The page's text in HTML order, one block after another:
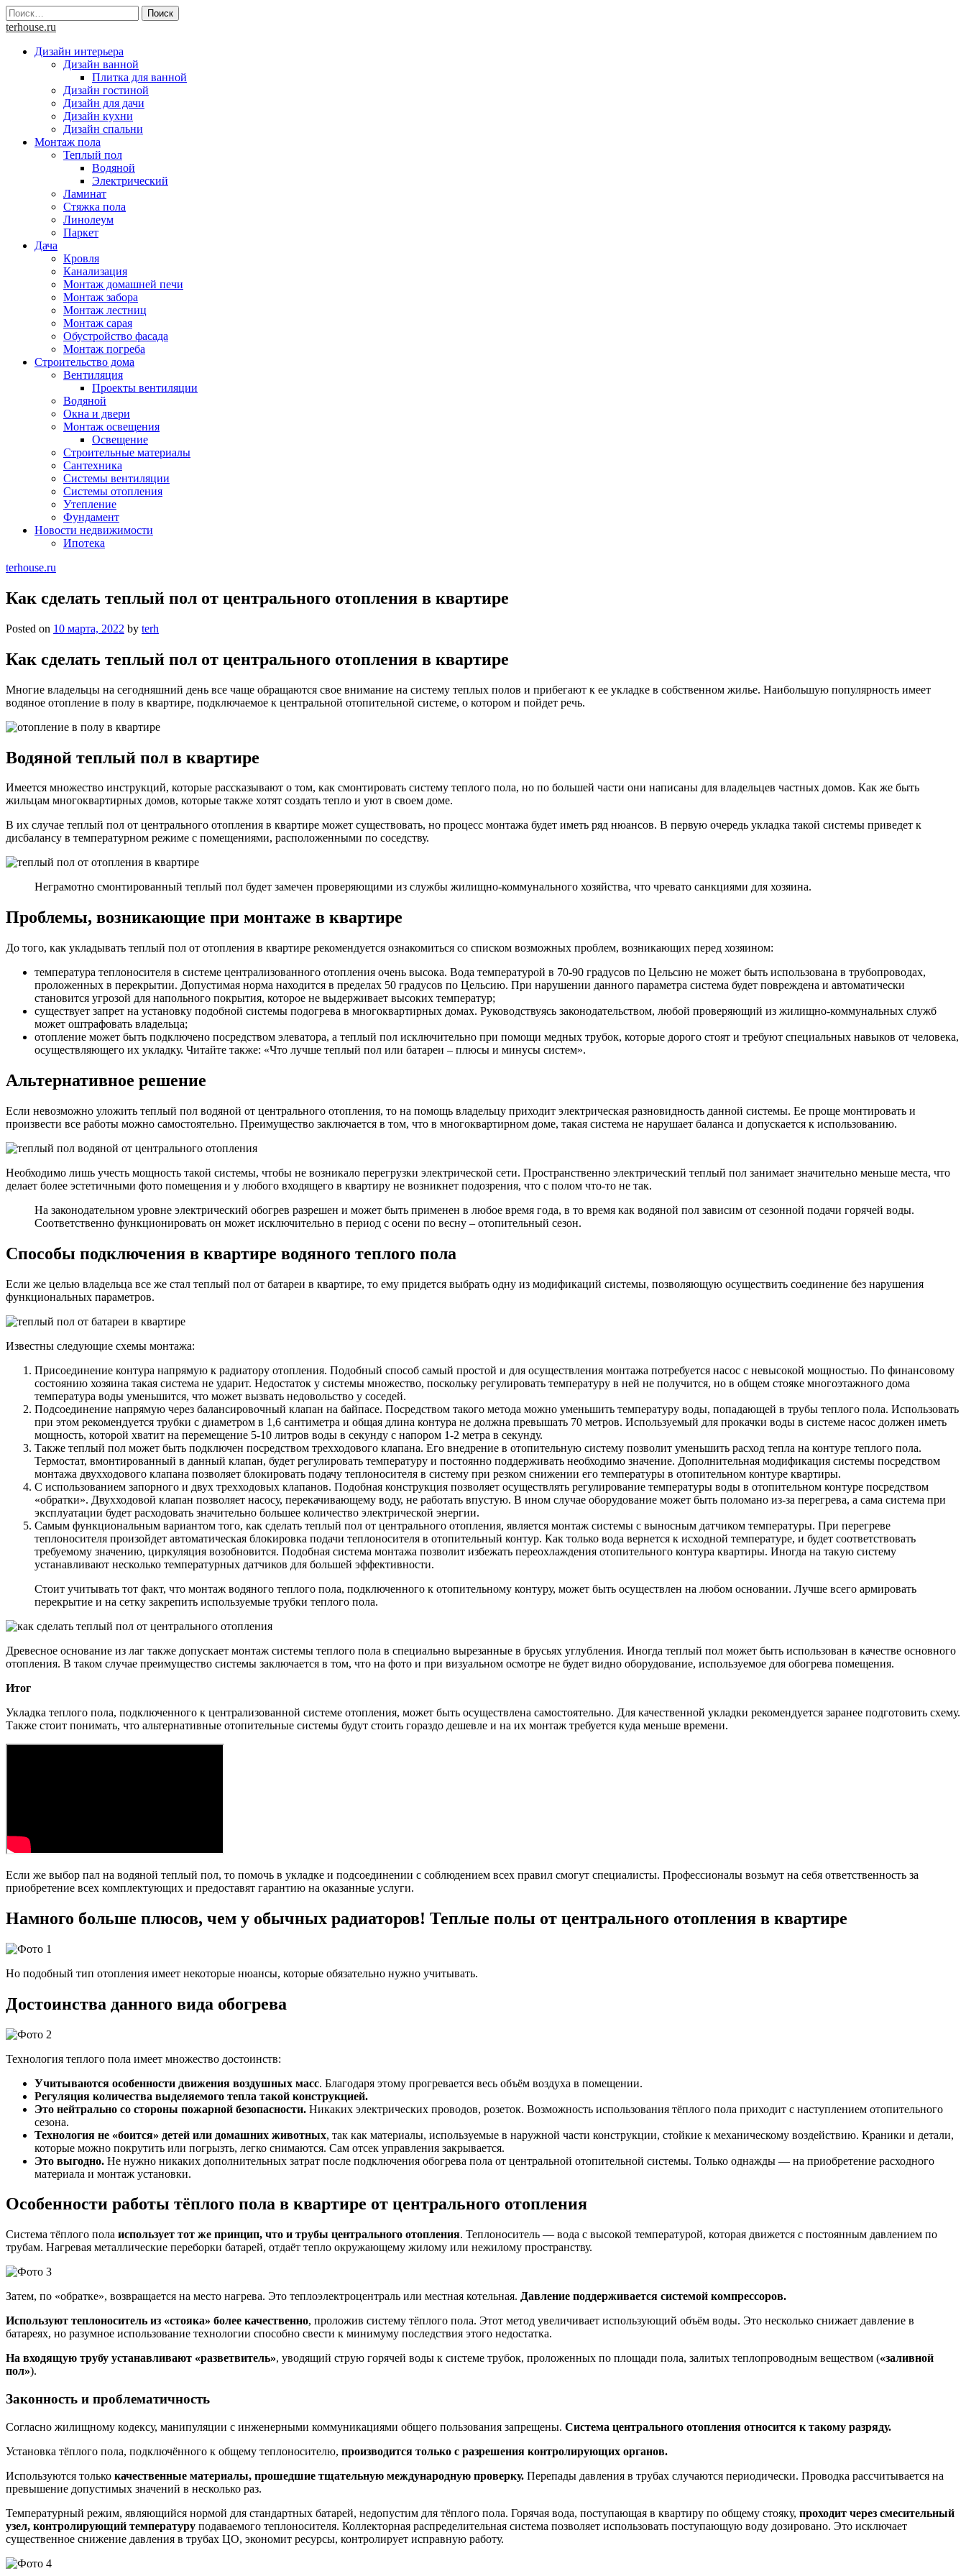
Skip
to
Найти:
terhouse.ru
Дизайн интерьера
Дизайн ванной
Плитка для ванной
Дизайн гостиной
Дизайн для дачи
Дизайн кухни
Дизайн спальни
Монтаж пола
Теплый пол
Водяной
Электрический
Ламинат
Стяжка пола
Линолеум
Паркет
Дача
Кровля
Канализация
Монтаж домашней печи
Монтаж забора
Монтаж лестниц
Монтаж сарая
Обустройство фасада
Монтаж погреба
Строительство дома
Вентиляция
Проекты вентиляции
Водяной
Окна и двери
Монтаж освещения
Освещение
Строительные материалы
Сантехника
Системы вентиляции
Системы отопления
Утепление
Фундамент
Новости недвижимости
Ипотека
terhouse.ru
Как сделать теплый пол от центрального отопления в квартире
Posted on 10 марта, 2022 by terh
Как сделать теплый пол от центрального отопления в квартире
Многие владельцы на сегодняшний день все чаще обращаются свое внимание на систему теплых полов и прибегают к ее укладке в собственном жилье. Наибольшую популярность имеет
водяное отопление в полу в квартире, подключаемое к центральной отопительной системе, о котором и пойдет речь.
Водяной теплый пол в квартире
Имеется множество инструкций, которые рассказывают о том, как смонтировать систему теплого пола, но по большей части они написаны для владельцев частных домов. Как же быть
жильцам многоквартирных домов, которые также хотят создать тепло и уют в своем доме.
В их случае теплый пол от центрального отопления в квартире может существовать, но процесс монтажа будет иметь ряд нюансов. В первую очередь укладка такой системы приведет к
дисбалансу в температурном режиме с помещениями, расположенными по соседству.
Неграмотно смонтированный теплый пол будет замечен проверяющими из службы жилищно-коммунального хозяйства, что чревато санкциями для хозяина.
Проблемы, возникающие при монтаже в квартире
До того, как укладывать теплый пол от отопления в квартире рекомендуется ознакомиться со списком возможных проблем, возникающих перед хозяином:
температура теплоносителя в системе централизованного отопления очень высока. Вода температурой в 70-90 градусов по Цельсию не может быть использована в трубопроводах,
проложенных в перекрытии. Допустимая норма находится в пределах 50 градусов по Цельсию. При нарушении данного параметра система будет повреждена и автоматически
становится угрозой для напольного покрытия, которое не выдерживает высоких температур;
существует запрет на установку подобной системы подогрева в многоквартирных домах. Руководствуясь законодательством, любой проверяющий из жилищно-коммунальных служб
может оштрафовать владельца;
отопление может быть подключено посредством элеватора, а теплый пол исключительно при помощи медных трубок, которые дорого стоят и требуют специальных навыков от человека,
осуществляющего их укладку. Читайте также: «Что лучше теплый пол или батареи – плюсы и минусы систем».
Альтернативное решение
Если невозможно уложить теплый пол водяной от центрального отопления, то на помощь владельцу приходит электрическая разновидность данной системы. Ее проще монтировать и
произвести все работы можно самостоятельно. Преимущество заключается в том, что в многоквартирном доме, такая система не нарушает баланса и допускается к использованию.
Необходимо лишь учесть мощность такой системы, чтобы не возникало перегрузки электрической сети. Пространственно электрический теплый пол занимает значительно меньше места, что
делает более эстетичными фото помещения и у любого входящего в квартиру не возникнет подозрения, что с полом что-то не так.
На законодательном уровне электрический обогрев разрешен и может быть применен в любое время года, в то время как водяной пол зависим от сезонной подачи горячей воды.
Соответственно функционировать он может исключительно в период с осени по весну – отопительный сезон.
Способы подключения в квартире водяного теплого пола
Если же целью владельца все же стал теплый пол от батареи в квартире, то ему придется выбрать одну из модификаций системы, позволяющую осуществить соединение без нарушения
функциональных параметров.
Известны следующие схемы монтажа:
Присоединение контура напрямую к радиатору отопления. Подобный способ самый простой и для осуществления монтажа потребуется насос с невысокой мощностью. По финансовому
состоянию хозяина такая система не ударит. Недостаток у системы множество, поскольку регулировать температуру в ней не получится, но в общем стояке многоэтажного дома
температура воды уменьшится, что может вызвать недовольство у соседей.
Подсоединение напрямую через балансировочный клапан на байпасе. Посредством такого метода можно уменьшить температуру воды, попадающей в трубы теплого пола. Использовать
при этом рекомендуется трубки с диаметром в 1,6 сантиметра и общая длина контура не должна превышать 70 метров. Используемый для прокачки воды в системе насос должен иметь
мощность, которой хватит на перемещение 5-10 литров воды в секунду с напором 1-2 метра в секунду.
Также теплый пол может быть подключен посредством трехходового клапана. Его внедрение в отопительную систему позволит уменьшить расход тепла на контуре теплого пола.
Термостат, вмонтированный в данный клапан, будет регулировать температуру и постоянно поддерживать необходимо значение. Дополнительная модификация системы посредством
монтажа двухходового клапана позволяет блокировать подачу теплоносителя в систему при резком снижении его температуры в отопительном контуре квартиры.
С использованием запорного и двух трехходовых клапанов. Подобная конструкция позволяет осуществлять регулирование температуры воды в отопительном контуре посредством
«обратки». Двухходовой клапан позволяет насосу, перекачивающему воду, не работать впустую. В ином случае оборудование может быть поломано из-за перегрева, а сама система при
эксплуатации будет расходовать значительно большее количество электрической энергии.
Самым функциональным вариантом того, как сделать теплый пол от центрального отопления, является монтаж системы с выносным датчиком температуры. При перегреве
теплоносителя произойдет автоматическая блокировка подачи теплоносителя в отопительный контур. Как только вода вернется к исходной температуре, и будет соответствовать
требуемому значению, циркуляция возобновится. Подобная система монтажа позволит избежать переохлаждения отопительного контура квартиры. Иногда на такую систему
устанавливают несколько температурных датчиков для большей эффективности.
Стоит учитывать тот факт, что монтаж водяного теплого пола, подключенного к отопительному контуру, может быть осуществлен на любом основании. Лучше всего армировать
перекрытие и на сетку закрепить используемые трубки теплого пола.
Древесное основание из лаг также допускает монтаж системы теплого пола в специально вырезанные в брусьях углубления. Иногда теплый пол может быть использован в качестве основного
отопления. В таком случае преимущество системы заключается в том, что на фото и при визуальном осмотре не будет видно оборудование, используемое для обогрева помещения.
Итог
Укладка теплого пола, подключенного к централизованной системе отопления, может быть осуществлена самостоятельно. Для качественной укладки рекомендуется заранее подготовить схему.
Также стоит понимать, что альтернативные отопительные системы будут стоить гораздо дешевле и на их монтаж требуется куда меньше времени.
Если же выбор пал на водяной теплый пол, то помочь в укладке и подсоединении с соблюдением всех правил смогут специалисты. Профессионалы возьмут на себя ответственность за
приобретение всех комплектующих и предоставят гарантию на оказанные услуги.
Намного больше плюсов, чем у обычных радиаторов! Теплые полы от центрального отопления в квартире
Но подобный тип отопления имеет некоторые нюансы, которые обязательно нужно учитывать.
Достоинства данного вида обогрева
Технология теплого пола имеет множество достоинств:
Учитываются особенности движения воздушных масс. Благодаря этому прогревается весь объём воздуха в помещении.
Регуляция количества выделяемого тепла такой конструкцией.
Это нейтрально со стороны пожарной безопасности. Никаких электрических проводов, розеток. Возможность использования тёплого пола приходит с наступлением отопительного
сезона.
Технология не «боится» детей или домашних животных, так как материалы, используемые в наружной части конструкции, стойкие к механическому воздействию. Краники и детали,
которые можно покрутить или погрызть, легко снимаются. Сам отсек управления закрывается.
Это выгодно. Не нужно никаких дополнительных затрат после подключения обогрева пола от центральной отопительной системы. Только однажды — на приобретение расходного
материала и монтаж установки.
Особенности работы тёплого пола в квартире от центрального отопления
Система тёплого пола использует тот же принцип, что и трубы центрального отопления. Теплоноситель — вода с высокой температурой, которая движется с постоянным давлением по
трубам. Нагревая металлические переборки батарей, отдаёт тепло окружающему жилому или нежилому пространству.
Затем, по «обратке», возвращается на место нагрева. Это теплоэлектроцентраль или местная котельная. Давление поддерживается системой компрессоров.
Используют теплоноситель из «стояка» более качественно, проложив систему тёплого пола. Этот метод увеличивает использующий объём воды. Это несколько снижает давление в
батареях, но разумное использование технологии способно свести к минимуму последствия этого недостатка.
На входящую трубу устанавливают «разветвитель», уводящий струю горячей воды к системе трубок, проложенных по площади пола, залитых теплопроводным веществом («заливной
пол»).
Законность и проблематичность
Согласно жилищному кодексу, манипуляции с инженерными коммуникациями общего пользования запрещены. Система центрального отопления относится к такому разряду.
Установка тёплого пола, подключённого к общему теплоносителю, производится только с разрешения контролирующих органов.
Используются только качественные материалы, прошедшие тщательную международную проверку. Перепады давления в трубах случаются периодически. Проводка рассчитывается на
превышение допустимых значений в несколько раз.
Температурный режим, являющийся нормой для стандартных батарей, недопустим для тёплого пола. Горячая вода, поступающая в квартиру по общему стояку, проходит через смесительный
узел, контролирующий температуру подаваемого теплоносителя. Коллекторная распределительная система позволяет использовать поступающую воду дозировано. Это исключает
существенное снижение давления в трубах ЦО, экономит ресурсы, контролирует исправную работу.